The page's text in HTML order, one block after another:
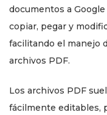
documentos a
copiar, pegar y
facilitando el manejo
archivos PDF.
Los archivos PDF
fácilmente editables,